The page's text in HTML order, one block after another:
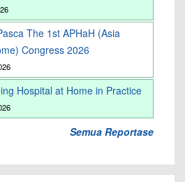
The 1st APHaH (Asia
Congress 2026
Hospital at Home in Practice
Semua Reportase